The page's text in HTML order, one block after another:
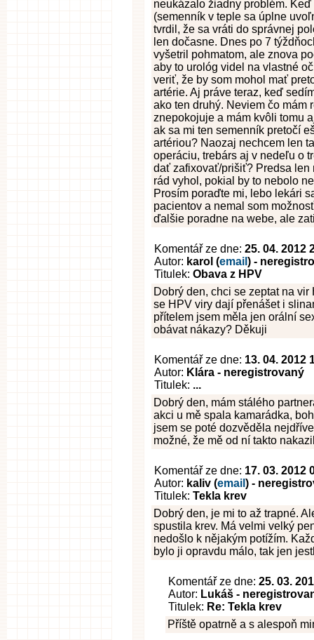
neukázalo žiadny problém.
(semenník v teple sa úplne
tvrdil, že sa vráti do správnej
len dočasne. Dnes po 7
vyšetril pohmatom, ale znova
aby to urológ videl na vlastné
veriť, že by som mohol mať
artérie. Aj práve teraz, keď
ako ten druhý. Neviem čo mám
znepokojuje a mám kvôli tomu
ak sa mi ten semenník pretočí
artériou? Naozaj nechcem len
operáciu, trebárs aj v nedeľu o
dať zafixovať/prišiť? Predsa len
rád vyhol, pokial by to nebolo
Prosím poraďte mi, lebo lekári
pacientov a nemal som
ďalšie poradne na webe, ale
Komentář ze dne: 25. 04. 2012
Autor: karol (email ) -
Titulek: Obava z HPV
Dobrý den, chci se zeptat na
se HPV viry dají přenášet i
přítelem jsem měla jen orální
obávat nákazy? Děkuji
Komentář ze dne: 13. 04. 2012
Autor: Klára - neregistrovaný
Titulek: ...
Dobrý den, mám stálého
akci u mě spala kamarádka,
jsem se poté dozvěděla
možné, že mě od ní takto
Komentář ze dne: 17. 03. 2012
Autor: kaliv (email ) -
Titulek: Tekla krev
Dobrý den, je mi to až trapné.
spustila krev. Má velmi velký
nedošlo k nějakým potížím.
bylo ji opravdu málo, tak jen
Komentář ze dne: 25. 03.
Autor: Lukáš -
Titulek: Re: Tekla krev
Příště opatrně a s alespoň